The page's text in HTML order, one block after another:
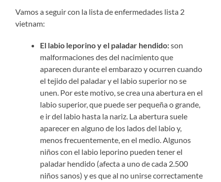
Vamos a seguir con la lista de enfermedades lista 2
vietnam:
El labio leporino y el paladar hendido:son
malformaciones des del nacimiento que
aparecen durante el embarazo y ocurren cuando
el tejido del paladar y el labio superior no se
unen. Por este motivo, se crea una abertura en el
labio superior, que puede ser pequeña o grande,
e ir del labio hasta la nariz. La abertura suele
aparecer en alguno de los lados del labio y,
menos frecuentemente, en el medio. Algunos
niños con el labio leporino pueden tener el
paladar hendido (afecta a uno de cada 2.500
niños sanos) y es que al no unirse correctamente